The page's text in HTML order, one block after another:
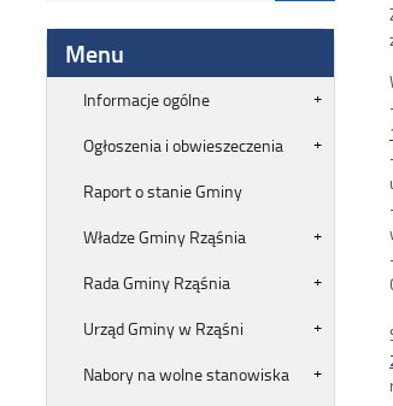
Menu
Informacje ogólne
Ogłoszenia i obwieszeczenia
Raport o stanie Gminy
Władze Gminy Rząśnia
Rada Gminy Rząśnia
Urząd Gminy w Rząśni
Nabory na wolne stanowiska